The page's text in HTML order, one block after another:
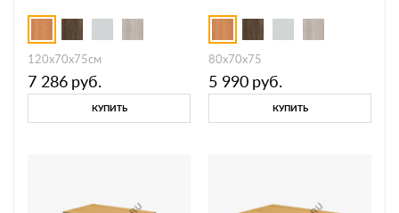
120x70x75см
7 286 руб.
КУПИТЬ
80x70x75
5 990 руб.
КУПИТЬ